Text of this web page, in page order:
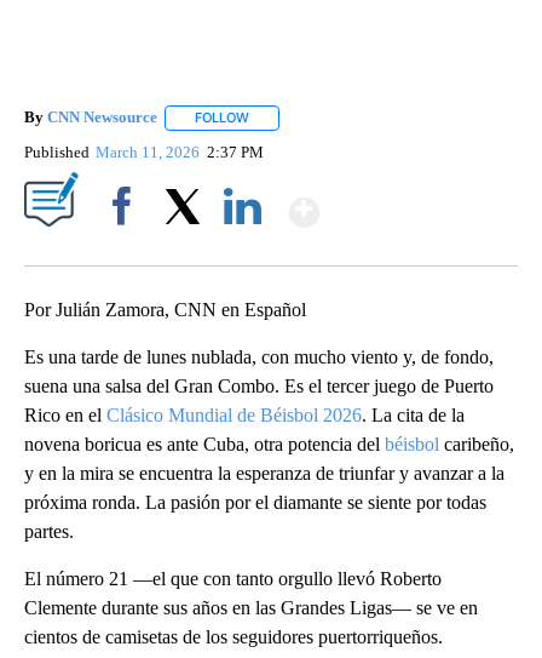
By CNN Newsource FOLLOW
Published March 11, 2026 2:37 PM
Por Julián Zamora, CNN en Español
Es una tarde de lunes nublada, con mucho viento y, de fondo,
suena una salsa del Gran Combo. Es el tercer juego de Puerto
Rico en el Clásico Mundial de Béisbol 2026. La cita de la
novena boricua es ante Cuba, otra potencia del béisbol caribeño,
y en la mira se encuentra la esperanza de triunfar y avanzar a la
próxima ronda. La pasión por el diamante se siente por todas
partes.
El número 21 —el que con tanto orgullo llevó Roberto
Clemente durante sus años en las Grandes Ligas— se ve en
cientos de camisetas de los seguidores puertorriqueños.